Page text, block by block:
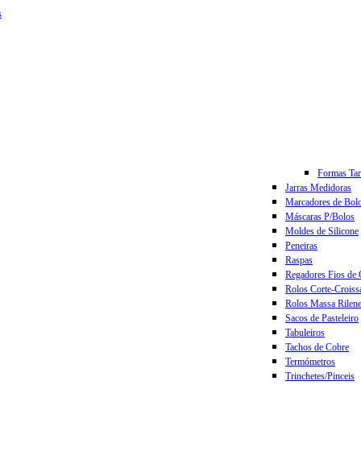
Formas
Jarras Medidoras
Marcadores de
Máscaras P/Bolos
Moldes de Silicone
Peneiras
Raspas
Regadores Fios de
Rolos Corte-
Rolos Massa
Sacos de Pasteleiro
Tabuleiros
Tachos de Cobre
Termómetros
Trinchetes/Pinceis